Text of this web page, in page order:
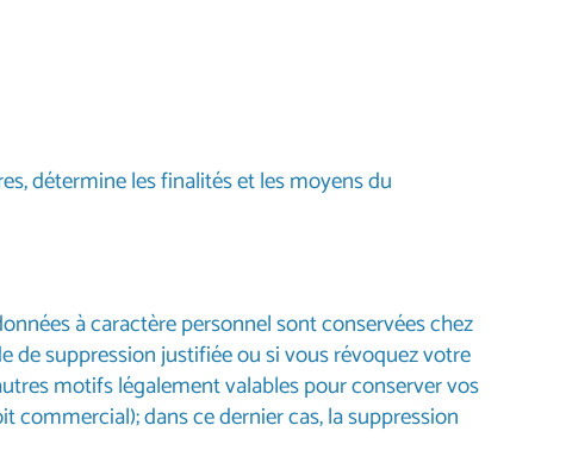
détermine les finalités et les moyens du
à caractère personnel sont conservées chez
de suppression justifiée ou si vous révoquez votre
motifs légalement valables pour conserver vos
commercial); dans ce dernier cas, la suppression